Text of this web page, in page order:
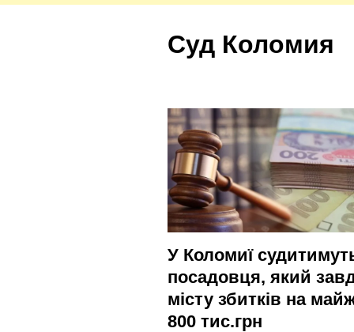
Суд Коломия
У Коломиї
посадовця, який
місту збитків на
800 тис.грн